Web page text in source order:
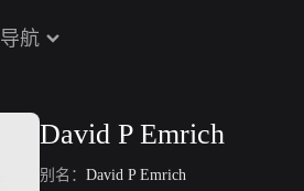
导航
David P Emrich
别名： David P Emrich